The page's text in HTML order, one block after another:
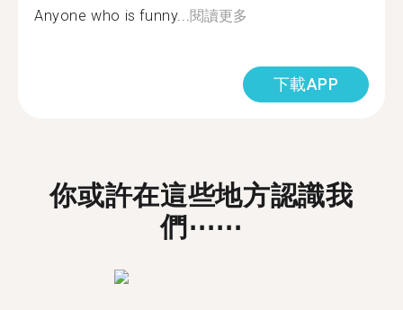
Anyone who is funny...閱讀更多
下載APP
你或許在這些地方認識我
們⋯⋯